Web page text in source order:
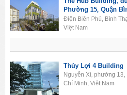
Phường 15, Quận
Chí Minh
Điện Biên Phủ, Bình
Việt Nam
Thủy Lợi 4 Building
Nguyễn Xí, phường
Chí Minh, Việt Nam